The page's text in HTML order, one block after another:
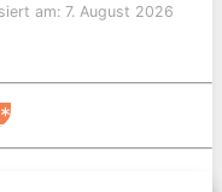
am: 7. August 2026